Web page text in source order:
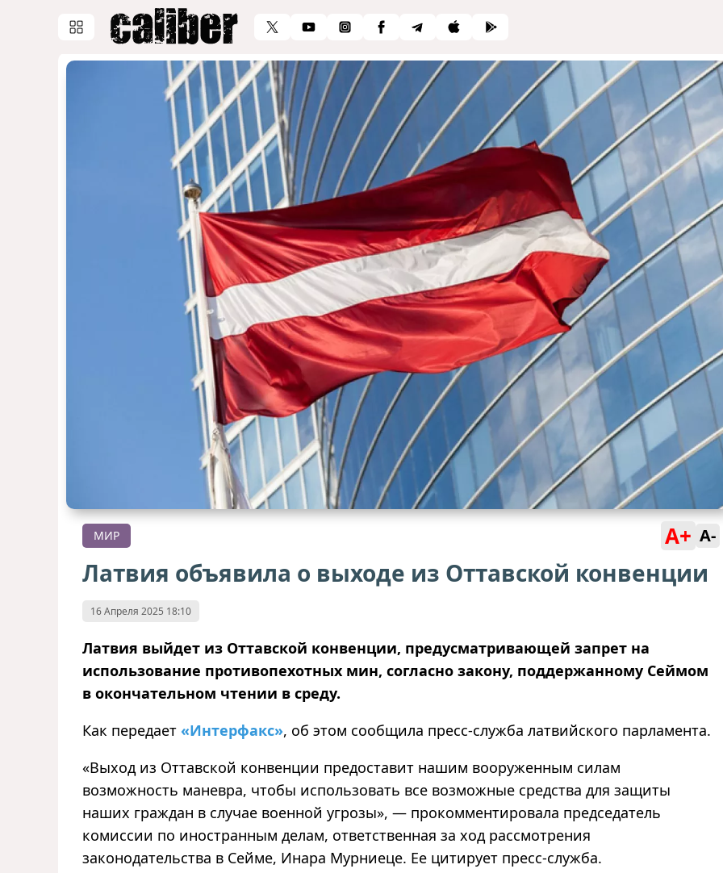
МИР A+ A-
Латвия объявила о выходе из Оттавской конвенции
16 Апреля 2025 18:10
Латвия выйдет из Оттавской конвенции, предусматривающей запрет на
использование противопехотных мин, согласно закону, поддержанному Сеймом
в окончательном чтении в среду.
Как передает «Интерфакс», об этом сообщила пресс-служба латвийского парламента.
«Выход из Оттавской конвенции предоставит нашим вооруженным силам
возможность маневра, чтобы использовать все возможные средства для защиты
наших граждан в случае военной угрозы», — прокомментировала председатель
комиссии по иностранным делам, ответственная за ход рассмотрения
законодательства в Сейме, Инара Мурниеце. Ее цитирует пресс-служба.